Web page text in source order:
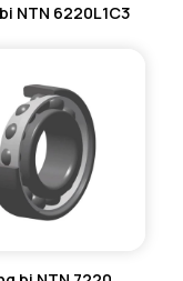
NTN 6220L1C3